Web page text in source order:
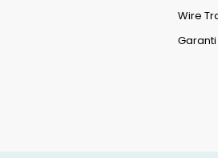
Wire
Garanti